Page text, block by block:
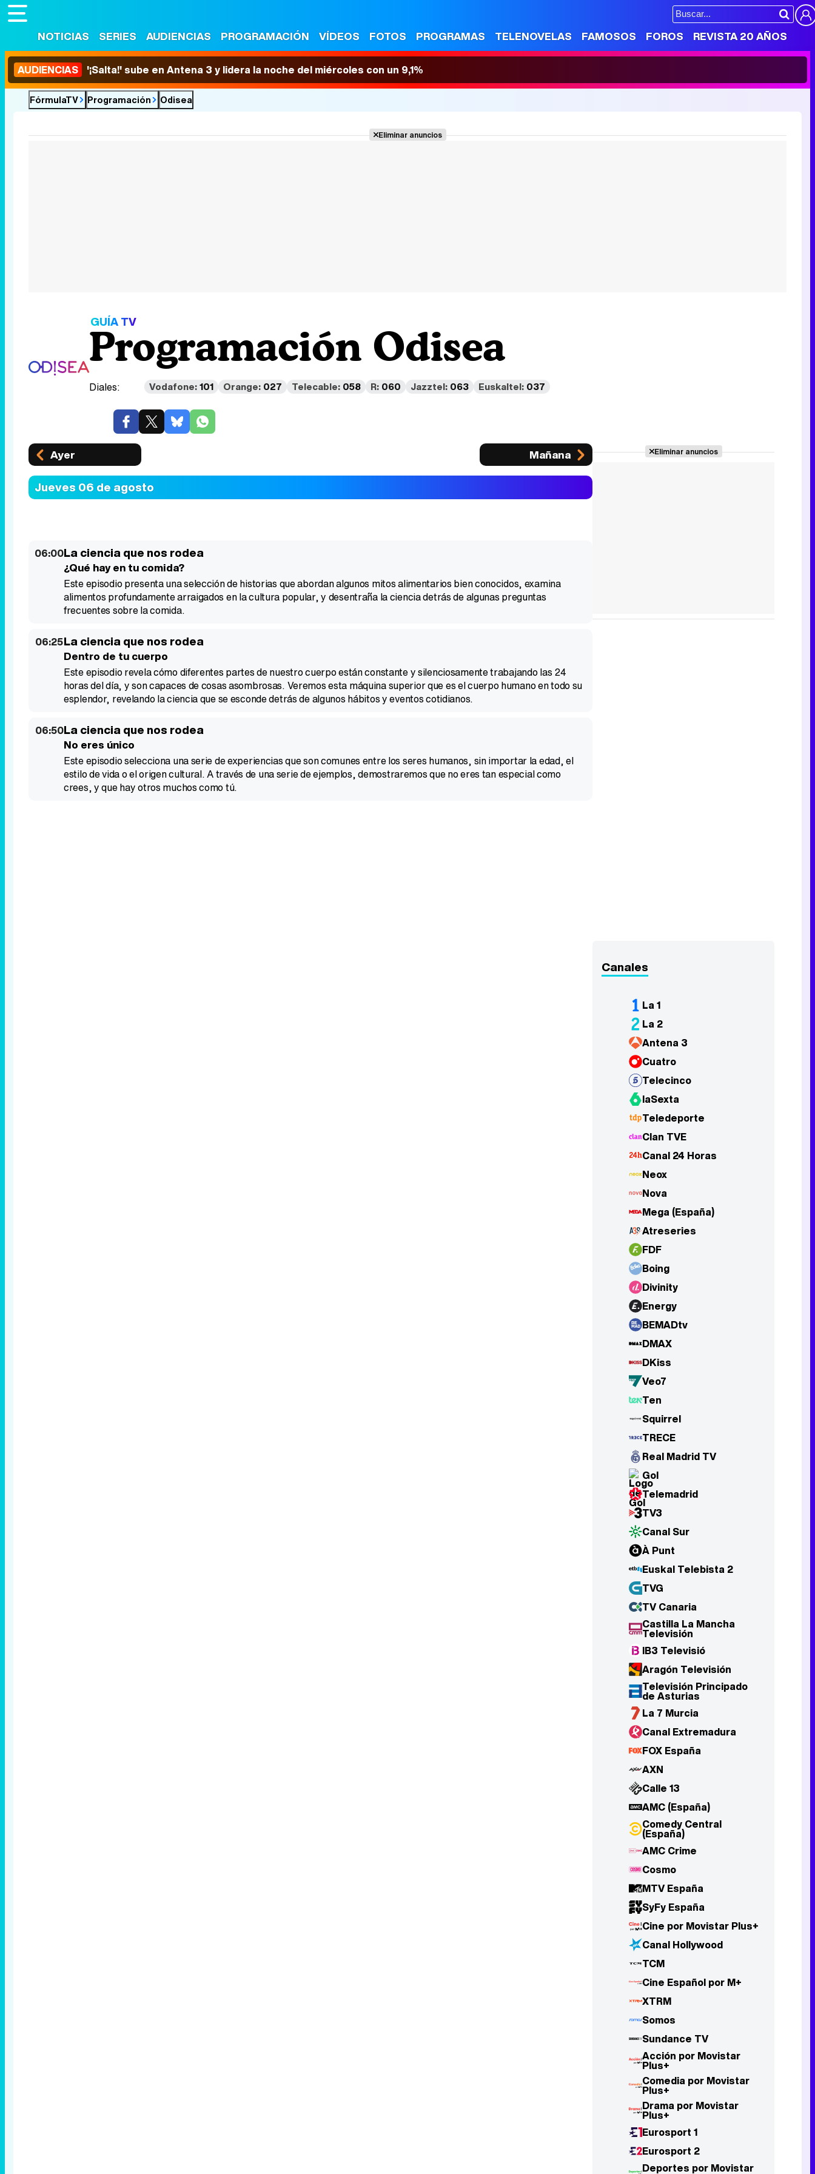
NOTICIAS SERIES AUDIENCIAS PROGRAMACIÓN VÍDEOS FOTOS PROGRAMAS TELENOVELAS FAMOSOS FOROS REVISTA 20 AÑOS
AUDIENCIAS '¡Salta!' sube en Antena 3 y lidera la noche del miércoles con un 9,1%
FórmulaTV Programación Odisea
Eliminar anuncios
GUÍA TV
Programación Odisea
Diales: Vodafone:101 Orange: 027 Telecable: 058 R: 060 Jazztel: 063 Euskaltel: 037
Ayer Mañana
Jueves 06 de agosto
06:00La ciencia que nos rodea
¿Qué hay en tu comida?
Este episodio presenta una selección de historias que abordan algunos mitos alimentarios bien conocidos, examina
alimentos profundamente arraigados en la cultura popular, y desentraña la ciencia detrás de algunas preguntas
frecuentes sobre la comida.
06:25La ciencia que nos rodea
Dentro de tu cuerpo
Este episodio revela cómo diferentes partes de nuestro cuerpo están constante y silenciosamente trabajando las 24
horas del día, y son capaces de cosas asombrosas. Veremos esta máquina superior que es el cuerpo humano en todo su
esplendor, revelando la ciencia que se esconde detrás de algunos hábitos y eventos cotidianos.
06:50La ciencia que nos rodea
No eres único
Este episodio selecciona una serie de experiencias que son comunes entre los seres humanos, sin importar la edad, el
estilo de vida o el origen cultural. A través de una serie de ejemplos, demostraremos que no eres tan especial como
crees, y que hay otros muchos como tú.
Eliminar anuncios
Canales
La 1
La 2
Antena 3
Cuatro
Telecinco
laSexta
Teledeporte
Clan TVE
Canal 24 Horas
Neox
Nova
Mega (España)
Atreseries
FDF
Boing
Divinity
Energy
BEMADtv
DMAX
DKiss
Veo7
Ten
Squirrel
TRECE
Real Madrid TV
Gol
Telemadrid
TV3
Canal Sur
À Punt
Euskal Telebista 2
TVG
TV Canaria
Castilla La Mancha
Televisión
IB3 Televisió
Aragón Televisión
Televisión Principado
de Asturias
La 7 Murcia
Canal Extremadura
FOX España
AXN
Calle 13
AMC (España)
Comedy Central
(España)
AMC Crime
Cosmo
MTV España
SyFy España
Cine por Movistar Plus+
Canal Hollywood
TCM
Cine Español por M+
XTRM
Somos
Sundance TV
Acción por Movistar
Plus+
Comedia por Movistar
Plus+
Drama por Movistar
Plus+
Eurosport 1
Eurosport 2
Deportes por Movistar